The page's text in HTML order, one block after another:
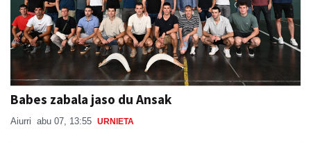
Babes zabala jaso du Ansak
Aiurri abu 07, 13:55 URNIETA